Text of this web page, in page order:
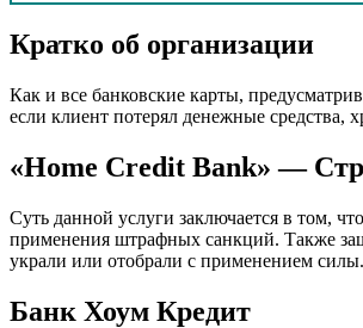
Кратко об организации
Как и все банковские карты,
если клиент потерял денежные средства,
«Home Credit Bank» —
Суть данной услуги заключается в том,
применения штрафных санкций. Также
украли или отобрали с применением силы.
Банк Хоум Кредит